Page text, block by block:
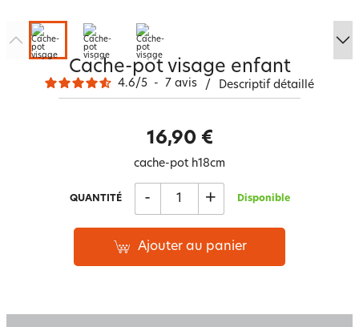
Cache-pot visage enfant
4.6/5 - 7 avis / Descriptif détaillé
16,90 €
cache-pot h18cm
QUANTITÉ - + Disponible
Ajouter au panier